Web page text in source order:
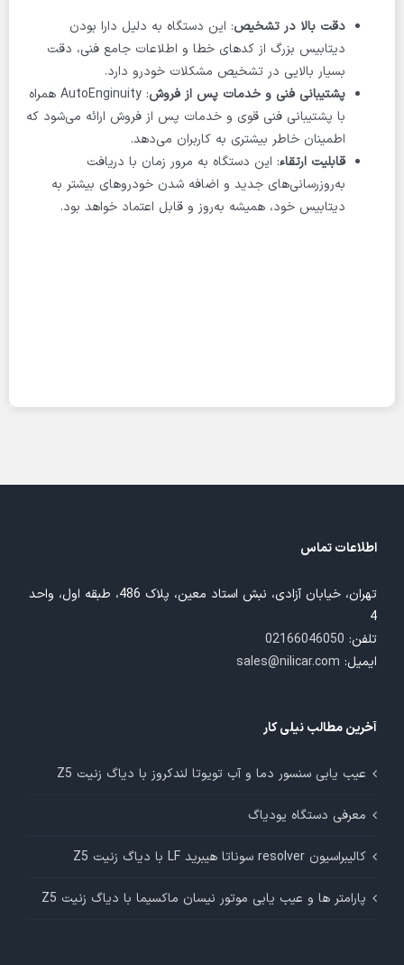
دقت بالا در تشخیص: این دستگاه به دلیل دارا بودن
دیتابیس بزرگ از کدهای خطا و اطلاعات جامع فنی، دقت
بسیار بالایی در تشخیص مشکلات خودرو دارد.
پشتیبانی فنی و خدمات پس از فروش
: AutoEnginuity همراه
با پشتیبانی فنی قوی و خدمات پس از فروش ارائه می‌شود که
اطمینان خاطر بیشتری به کاربران می‌دهد.
قابلیت ارتقاء: این دستگاه به مرور زمان با دریافت
به‌روزرسانی‌های جدید و اضافه شدن خودروهای بیشتر به
دیتابیس خود، همیشه به‌روز و قابل اعتماد خواهد بود.
اطلاعات تماس
تهران، خیابان آزادی، نبش استاد معین، پلاک 486، طبقه اول، واحد
4
تلفن: 02166046050
ایمیل: sales@nilicar.com
آخرین مطالب نیلی کار
عیب یابی سنسور دما و آب تویوتا لندکروز با دیاگ زنیت Z5
معرفی دستگاه یودیاگ
کالیبراسیون resolver سوناتا هیبرید LF با دیاگ زنیت Z5
پارامتر ها و عیب یابی موتور نیسان ماکسیما با دیاگ زنیت Z5